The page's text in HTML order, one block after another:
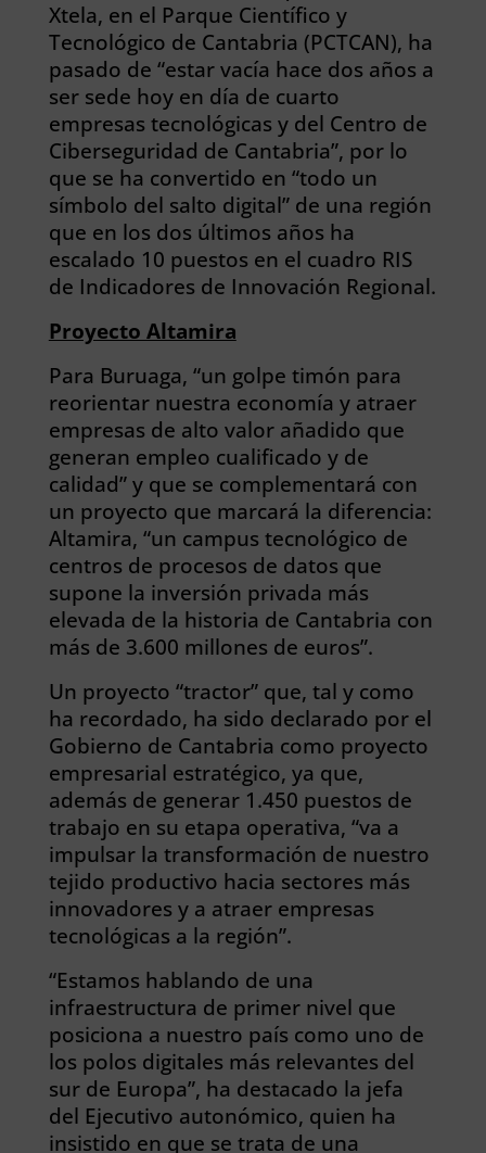
Xtela, en el Parque Científico y
Tecnológico de Cantabria (PCTCAN), ha
pasado de “estar vacía hace dos años a
ser sede hoy en día de cuarto
empresas tecnológicas y del Centro de
Ciberseguridad de Cantabria”, por lo
que se ha convertido en “todo un
símbolo del salto digital” de una región
que en los dos últimos años ha
escalado 10 puestos en el cuadro RIS
de Indicadores de Innovación Regional.
Proyecto Altamira
Para Buruaga, “un golpe timón para
reorientar nuestra economía y atraer
empresas de alto valor añadido que
generan empleo cualificado y de
calidad” y que se complementará con
un proyecto que marcará la diferencia:
Altamira, “un campus tecnológico de
centros de procesos de datos que
supone la inversión privada más
elevada de la historia de Cantabria con
más de 3.600 millones de euros”.
Un proyecto “tractor” que, tal y como
ha recordado, ha sido declarado por el
Gobierno de Cantabria como proyecto
empresarial estratégico, ya que,
además de generar 1.450 puestos de
trabajo en su etapa operativa, “va a
impulsar la transformación de nuestro
tejido productivo hacia sectores más
innovadores y a atraer empresas
tecnológicas a la región”.
“Estamos hablando de una
infraestructura de primer nivel que
posiciona a nuestro país como uno de
los polos digitales más relevantes del
sur de Europa”, ha destacado la jefa
del Ejecutivo autonómico, quien ha
insistido en que se trata de una